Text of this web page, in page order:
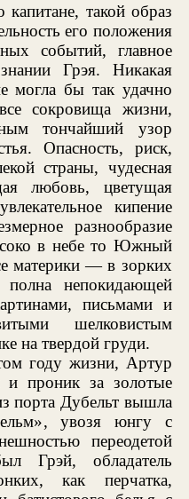
капитане, такой образ
его положения
событий, главное
Грэя. Никакая
могла бы так удачно
сокровища жизни,
тончайший узор
Опасность, риск,
страны, чудесная
любовь, цветущая
кипение
разнообразие
в небе то Южный
материки — в зорких
полна непокидающей
письмами и
шелковистым
на твердой груди.
году жизни, Артур
проник за золотые
порта Дубельт вышла
увозя юнгу с
переодетой
Грэй, обладатель
как перчатка,